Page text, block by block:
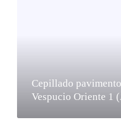
Cepillado
Vespucio Oriente 1